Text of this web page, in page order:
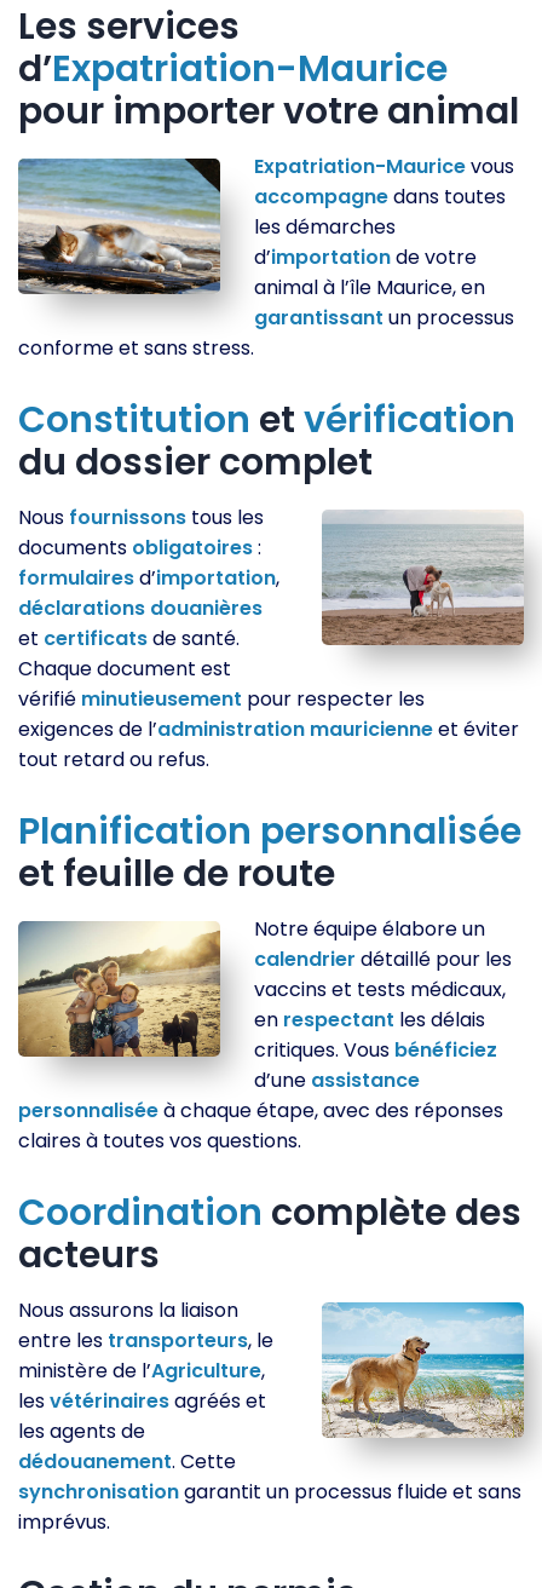
Les services
d’Expatriation-Maurice
pour importer votre animal
Expatriation-Mauricevous
accompagnedans toutes
les démarches
d’importationde votre
animal à l’île Maurice, en
garantissant un processus
conforme et sans stress.
Constitution etvérification
du dossier complet
Nous fournissons tous les
documents obligatoires:
formulairesd’importation,
déclarations douanières
et certificatsde santé.
Chaque document est
vérifié minutieusement pour respecter les
exigences de l’administration mauricienneet éviter
tout retard ou refus.
Planification personnalisée
et feuille de route
Notre équipe élabore un
calendrier détaillé pour les
vaccins et tests médicaux,
en respectant les délais
critiques. Vous bénéficiez
d’une assistance
personnaliséeà chaque étape, avec des réponses
claires à toutes vos questions.
Coordination complète des
acteurs
Nous assurons la liaison
entre les transporteurs, le
ministère de l’Agriculture,
lesvétérinairesagréés et
les agents de
dédouanement. Cette
synchronisationgarantit un processus fluide et sans
imprévus.